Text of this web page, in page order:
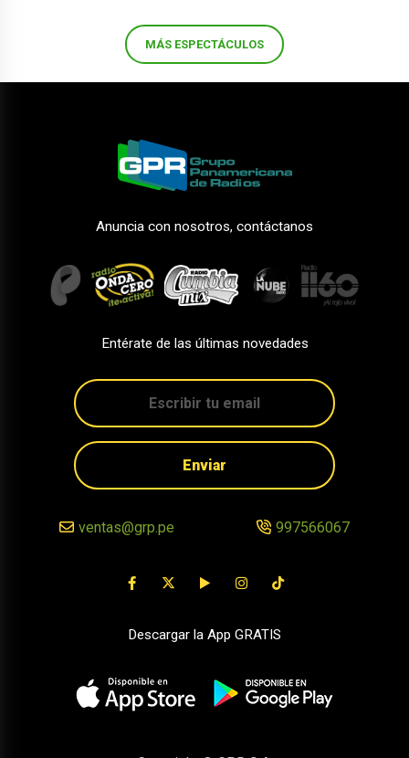
MÁS ESPECTÁCULOS
Anuncia con nosotros, contáctanos
Entérate de las últimas novedades
Enviar
ventas@grp.pe 997566067
Descargar la App GRATIS